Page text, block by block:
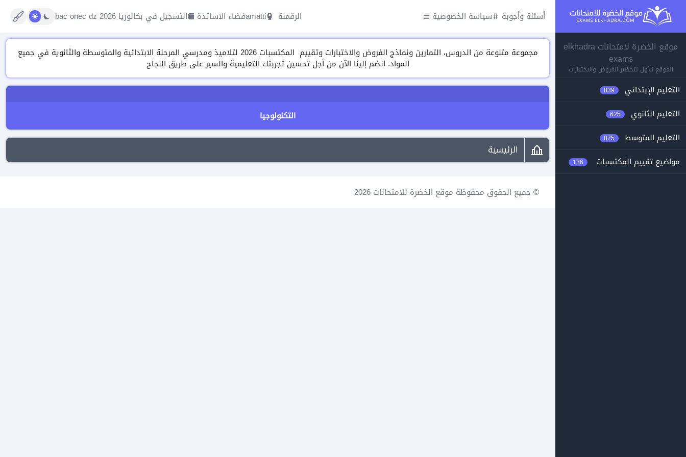
أسئلة وأجوبة سياسة الخصوصية الرقمنة amatti فضاء الاساتذة التسجيل في بكالوريا 2026 bac onec dz
موقع الخضرة لامتحانات elkhadra
exams
الموقع الأول لتحضير الفروض والاختبارات
التعليم الإبتدائي 839
التعليم الثانوي 625
التعليم المتوسط 875
مواضيع تقييم المكتسبات 136
مجموعة متنوعة من الدروس، التمارين ونماذج الفروض والاختبارات وتقييم المكتسبات 2026 لتلاميذ ومدرسي المرحلة الابتدائية والمتوسطة والثانوية في جميع
المواد. انضم إلينا الآن من أجل تحسين تجربتك التعليمية والسير على طريق النجاح
التكنولوجيا
الرئيسية
© جميع الحقوق محفوظة موقع الخضرة للامتحانات 2026